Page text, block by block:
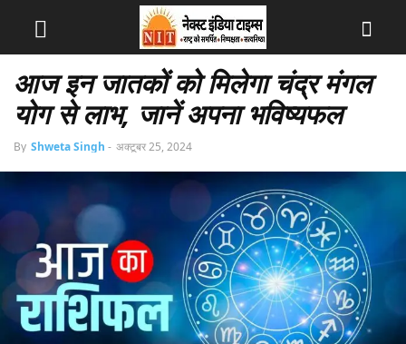
आज इन जातकों को मिलेगा चंद्र मंगल
योग से लाभ, जानें अपना भविष्यफल
By Shweta Singh - अक्टूबर 25, 2024